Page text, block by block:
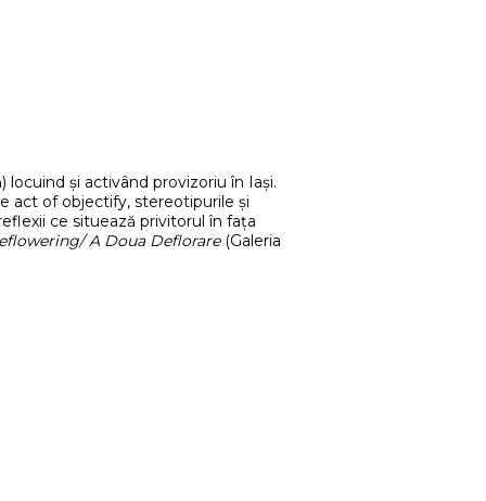
locuind și activând provizoriu în Iași.
act of objectify, stereotipurile și
ce situează privitorul în fața
A Doua Deflorare(Galeria